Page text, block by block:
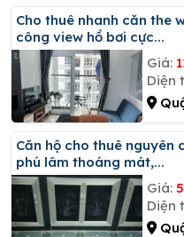
Cho thuê nhanh căn the western capital 2pn có ban
công view hồ bơi cực...
Giá:
Diện
Căn hộ cho thuê nguyên căn 54 m2 ở quận 6, gần chợ
phú lâm thoáng mát,...
Giá:
Diện